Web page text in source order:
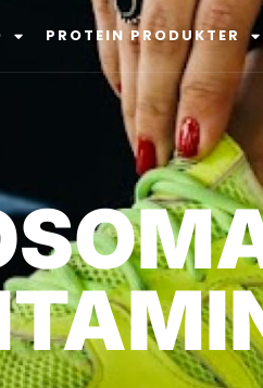
PROTEIN PRODUKTER